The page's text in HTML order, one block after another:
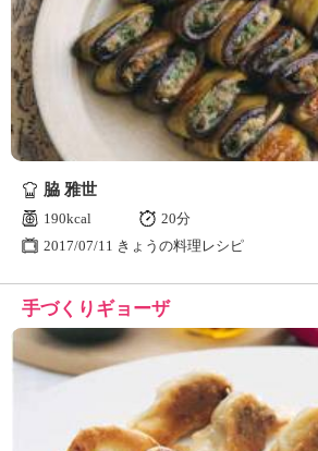
脇 雅世
190kcal
20分
2017/07/11 きょうの料理レシピ
手づくりギョーザ